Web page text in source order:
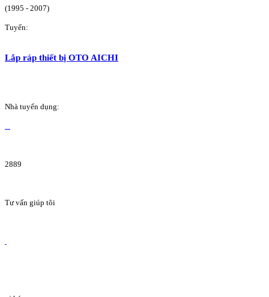
(1995 - 2007)
Tuyển:
Lắp ráp thiết bị OTO AICHI
Nhà tuyển dụng:
2889
Tư vấn giúp tôi